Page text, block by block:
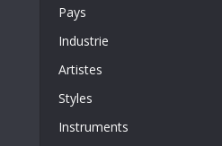
Pays
Industrie
Artistes
Styles
Instruments